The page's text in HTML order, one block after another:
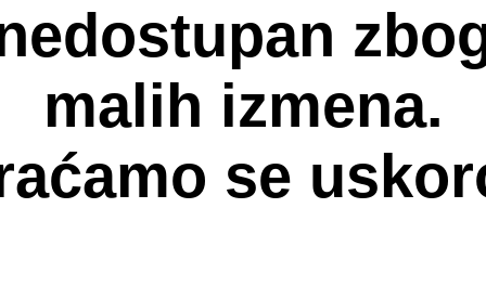
malih izmena.
se